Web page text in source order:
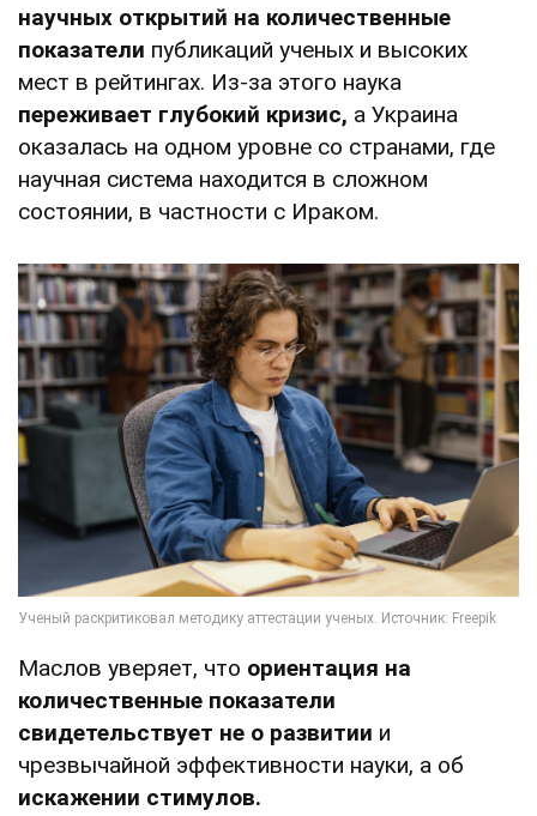
научных открытий на количественные
показатели публикаций ученых и высоких
мест в рейтингах. Из-за этого наука
переживает глубокий кризис, а Украина
оказалась на одном уровне со странами, где
научная система находится в сложном
состоянии, в частности с Ираком.
Маслов уверяет, что ориентация на
количественные показатели
свидетельствует не о развитии и
чрезвычайной эффективности науки, а об
искажении стимулов.